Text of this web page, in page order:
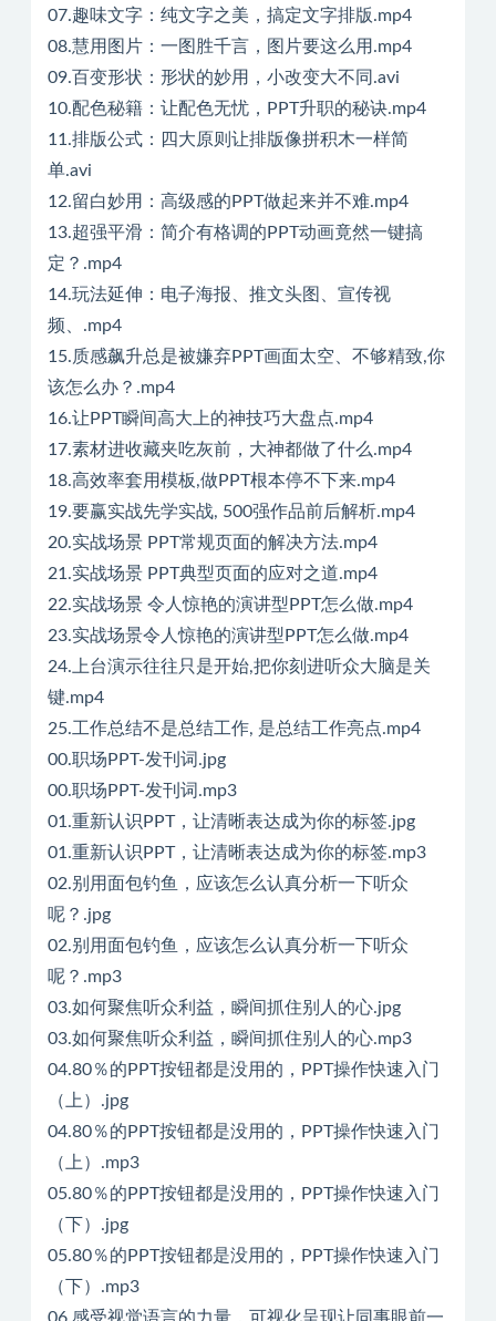
07.趣味文字：纯文字之美，搞定文字排版.mp4
08.慧用图片：一图胜千言，图片要这么用.mp4
09.百变形状：形状的妙用，小改变大不同.avi
10.配色秘籍：让配色无忧，PPT升职的秘诀.mp4
11.排版公式：四大原则让排版像拼积木一样简
单.avi
12.留白妙用：高级感的PPT做起来并不难.mp4
13.超强平滑：简介有格调的PPT动画竟然一键搞
定？.mp4
14.玩法延伸：电子海报、推文头图、宣传视
频、.mp4
15.质感飙升总是被嫌弃PPT画面太空、不够精致,你
该怎么办？.mp4
16.让PPT瞬间高大上的神技巧大盘点.mp4
17.素材进收藏夹吃灰前，大神都做了什么.mp4
18.高效率套用模板,做PPT根本停不下来.mp4
19.要赢实战先学实战, 500强作品前后解析.mp4
20.实战场景 PPT常规页面的解决方法.mp4
21.实战场景 PPT典型页面的应对之道.mp4
22.实战场景 令人惊艳的演讲型PPT怎么做.mp4
23.实战场景令人惊艳的演讲型PPT怎么做.mp4
24.上台演示往往只是开始,把你刻进听众大脑是关
键.mp4
25.工作总结不是总结工作, 是总结工作亮点.mp4
00.职场PPT-发刊词.jpg
00.职场PPT-发刊词.mp3
01.重新认识PPT，让清晰表达成为你的标签.jpg
01.重新认识PPT，让清晰表达成为你的标签.mp3
02.别用面包钓鱼，应该怎么认真分析一下听众
呢？.jpg
02.别用面包钓鱼，应该怎么认真分析一下听众
呢？.mp3
03.如何聚焦听众利益，瞬间抓住别人的心.jpg
03.如何聚焦听众利益，瞬间抓住别人的心.mp3
04.80％的PPT按钮都是没用的，PPT操作快速入门
（上）.jpg
04.80％的PPT按钮都是没用的，PPT操作快速入门
（上）.mp3
05.80％的PPT按钮都是没用的，PPT操作快速入门
（下）.jpg
05.80％的PPT按钮都是没用的，PPT操作快速入门
（下）.mp3